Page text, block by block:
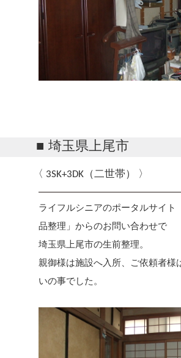
埼玉県上尾市
3SK+3DK（二世帯）
ライフルシニアのポータルサイト
品整理」からのお問い合わせで
埼玉県上尾市の生前整理。
親御様は施設へ入所、ご依頼者様
いの事でした。